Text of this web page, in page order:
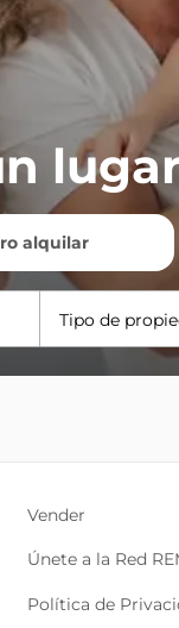
alquilar
Tipo de
Vender
Únete a la Red
Política de